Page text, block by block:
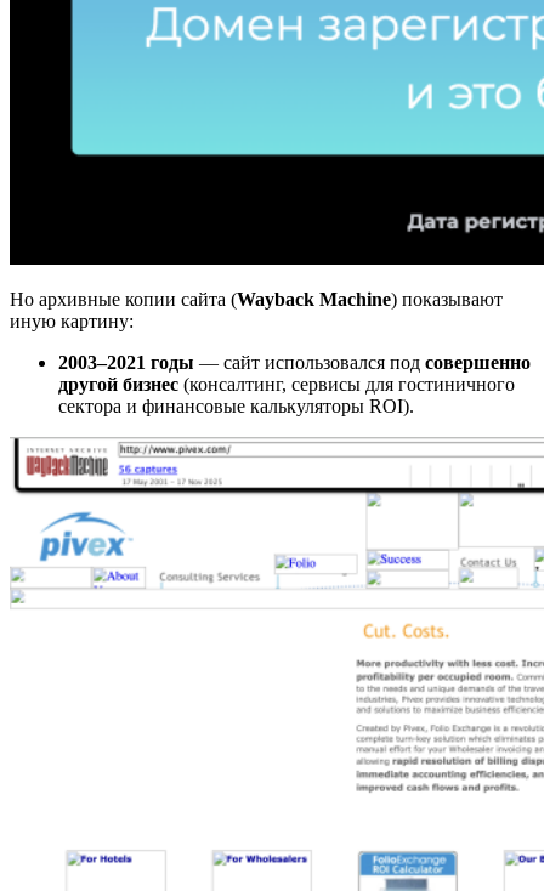
Но архивные копии сайта (Wayback Machine) показывают
иную картину:
2003–2021 годы — сайт использовался под совершенно
другой бизнес (консалтинг, сервисы для гостиничного
сектора и финансовые калькуляторы ROI).